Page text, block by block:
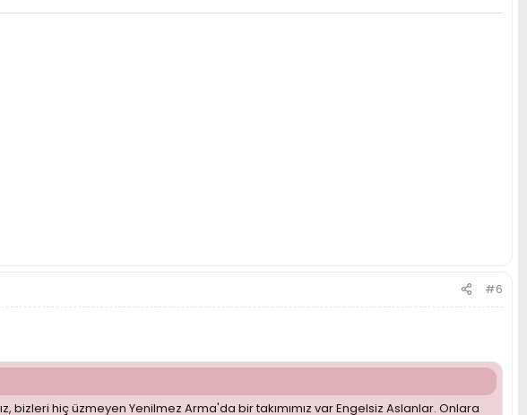
#6
bizleri hiç üzmeyen Yenilmez Arma'da bir takımımız var Engelsiz Aslanlar. Onlara